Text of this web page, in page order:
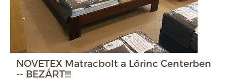
NOVETEX Matracbolt a Lőrinc Centerben
-- BEZÁRT!!!